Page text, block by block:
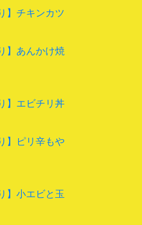
】チキンカツ
】あんかけ焼
】エビチリ丼
】ピリ辛もや
】小エビと玉